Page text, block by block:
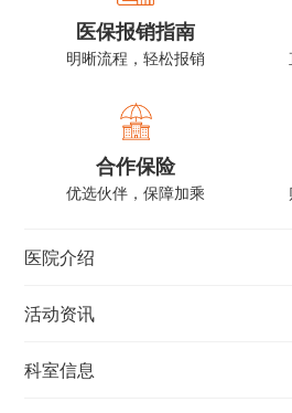
学组委员
北京转化医学学会
心力衰竭专业委员
医保报销指南
明晰流程，轻松报销
合作保险
优选伙伴，保障加乘
医院介绍
活动资讯
科室信息